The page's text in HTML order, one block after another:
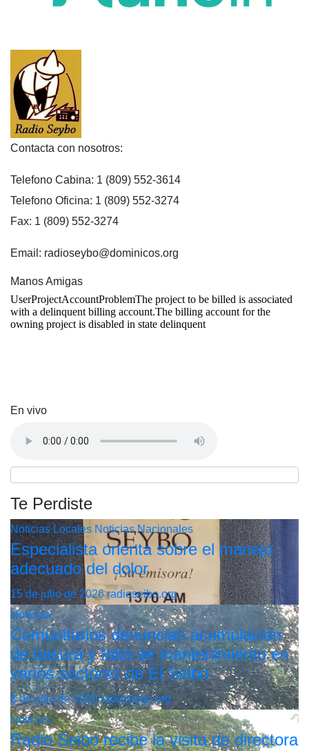
Contacta con nosotros:
Telefono Cabina: 1 (809) 552-3614
Telefono Oficina: 1 (809) 552-3274
Fax: 1 (809) 552-3274
Email: radioseybo@dominicos.org
Manos Amigas
En vivo
Te Perdiste
Noticias Locales Noticias Nacionales
Especialista orienta sobre el manejo
adecuado del dolor
15 de julio de 2026radioseibo.org
Noticias
Comunitarios denuncian acumulación
de basura y falta de mantenimiento en
varios sectores de El Seibo
8 de julio de 2026radioseibo.org
Noticias
Radio Seibo recibe la visita de directora